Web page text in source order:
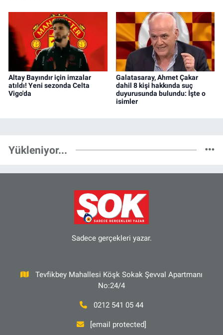
Altay Bayındır için imzalar
atıldı! Yeni sezonda Celta
Vigo'da
Galatasaray, Ahmet Çakar
dahil 8 kişi hakkında suç
duyurusunda bulundu: İşte o
isimler
Yükleniyor...
Sadece gerçekleri yazar.
Tevfikbey Mahallesi Köşk Sokak Şevval Apartmanı
No:24/4
0212 541 05 44
[email protected]